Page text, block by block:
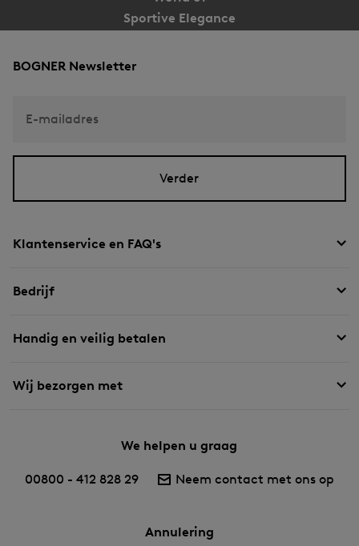
Sportive Elegance
Klantenservice en FAQ's
Bedrijf
Handig en veilig betalen
Wij bezorgen met
We helpen u graag
00800 - 412 828 29 Neem contact met ons op
Annulering
BOGNER Newsletter
E-mailadres
Verder